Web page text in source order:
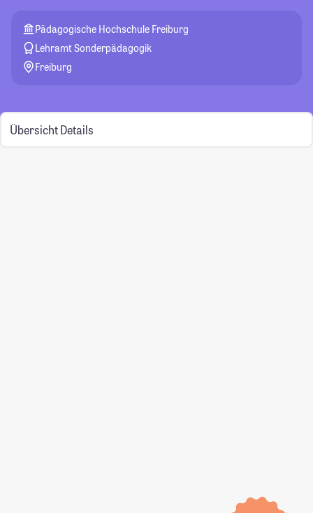
Pädagogische Hochschule Freiburg
Lehramt Sonderpädagogik
Freiburg
Übersicht Details